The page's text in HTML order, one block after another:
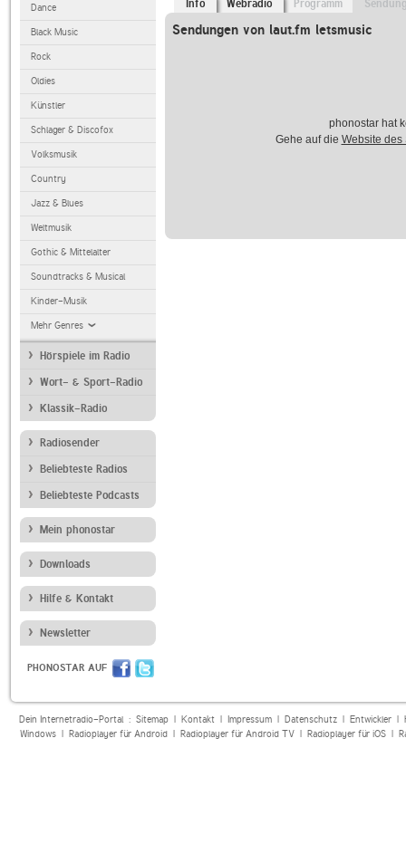
Dance
Black Music
Rock
Oldies
Künstler
Schlager & Discofox
Volksmusik
Country
Jazz & Blues
Weltmusik
Gothic & Mittelalter
Soundtracks & Musical
Kinder-Musik
Mehr Genres
Hörspiele im Radio
Wort- & Sport-Radio
Klassik-Radio
Radiosender
Beliebteste Radios
Beliebteste Podcasts
Mein phonostar
Downloads
Hilfe & Kontakt
Newsletter
PHONOSTAR AUF
Info Webradio Programm
Sendungen von laut.fm letsmusic
phonostar hat
Gehe auf die Website des
Dein Internetradio-Portal : Sitemap| Kontakt| Impressum| Datenschutz| Entwickler|
Windows| Radioplayer für Android| Radioplayer für Android TV| Radioplayer für iOS|